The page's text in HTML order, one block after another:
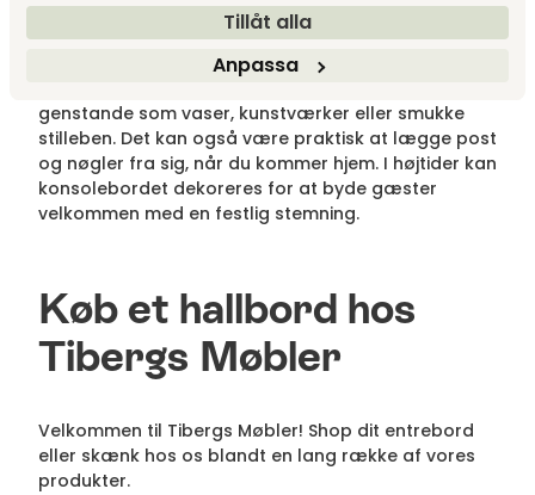
Tillåt alla
Anpassa
Når det kommer til anvendelsesområder for
konsolebordet, er mulighederne mange. Udover at
være et sted til opbevaring kan konsolebordet
genstande som vaser, kunstværker eller smukke
stilleben. Det kan også være praktisk at lægge post
og nøgler fra sig, når du kommer hjem. I højtider kan
konsolebordet dekoreres for at byde gæster
velkommen med en festlig stemning.
Køb et hallbord hos
Tibergs Møbler
Velkommen til Tibergs Møbler! Shop dit entrebord
eller skænk hos os blandt en lang række af vores
produkter.